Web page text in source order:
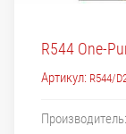
R544 One-
Артикул: R544/
Производитель: